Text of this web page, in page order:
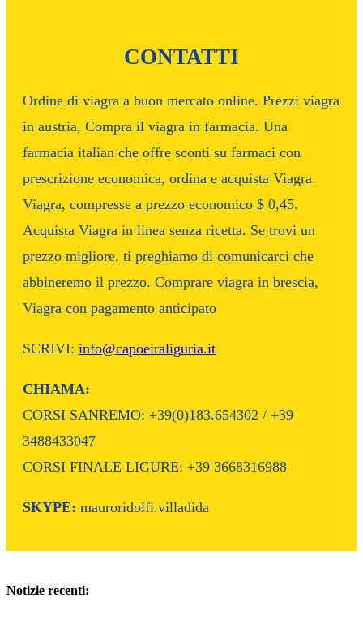
CONTATTI
Ordine di viagra a buon mercato online. Prezzi viagra
in austria, Compra il viagra in farmacia. Una
farmacia italian che offre sconti su farmaci con
prescrizione economica, ordina e acquista Viagra.
Viagra, compresse a prezzo economico $ 0,45.
Acquista Viagra in linea senza ricetta. Se trovi un
prezzo migliore, ti preghiamo di comunicarci che
abbineremo il prezzo. Comprare viagra in brescia,
Viagra con pagamento anticipato
SCRIVI: info@capoeiraliguria.it
CHIAMA:
CORSI SANREMO: +39(0)183.654302 / +39
3488433047
CORSI FINALE LIGURE: +39 3668316988
SKYPE: mauroridolfi.villadida
Notizie recenti: